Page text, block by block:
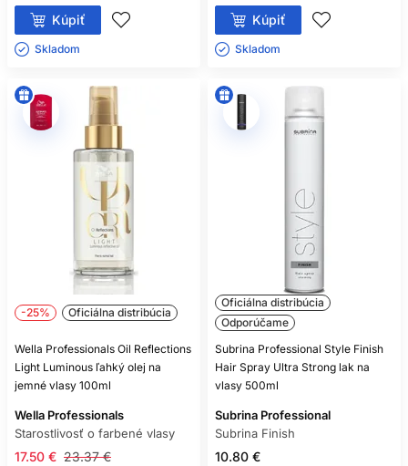
Kúpiť
Skladom ㅤ
Kúpiť
Skladom ㅤ
-25% Oficiálna distribúcia
Wella Professionals Oil Reflections
Light Luminous ľahký olej na
jemné vlasy 100ml
Wella Professionals
Starostlivosť o farbené vlasy
23.37 €
17.50 €
Oficiálna distribúcia
Odporúčame
Subrina Professional Style Finish
Hair Spray Ultra Strong lak na
vlasy 500ml
Subrina Professional
Subrina Finish
10.80 €